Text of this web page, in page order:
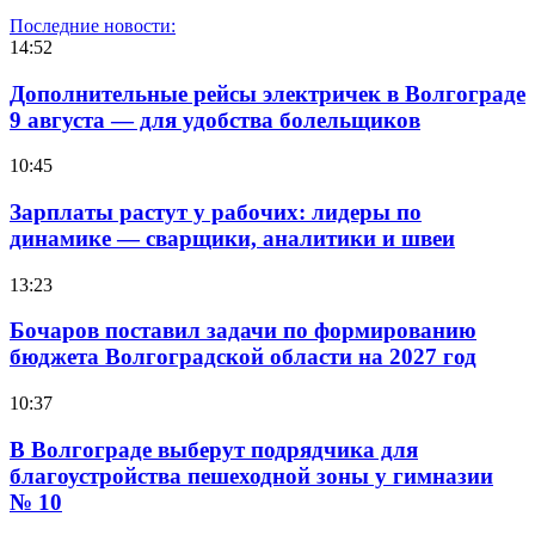
Последние новости:
14:52
Дополнительные рейсы электричек в Волгограде
9 августа — для удобства болельщиков
10:45
Зарплаты растут у рабочих: лидеры по
динамике — сварщики, аналитики и швеи
13:23
Бочаров поставил задачи по формированию
бюджета Волгоградской области на 2027 год
10:37
В Волгограде выберут подрядчика для
благоустройства пешеходной зоны у гимназии
№ 10